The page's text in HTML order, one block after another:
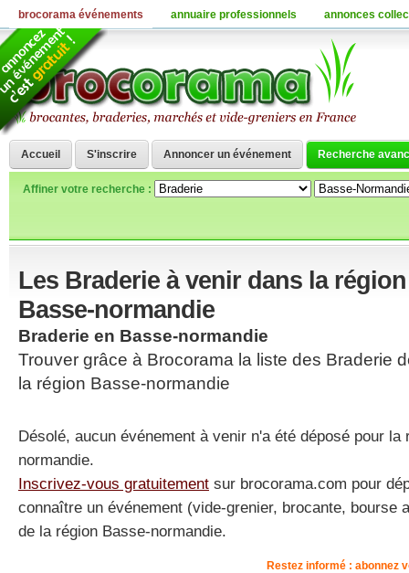
Accueil S'inscrire Annoncer un événement Recherche
Affiner votre recherche :
Les Braderie à venir dans la région
Basse-normandie
Braderie en Basse-normandie
Trouver grâce à Brocorama la liste des Braderie
la région Basse-normandie
Désolé, aucun événement à venir n'a été déposé pour la
normandie.
Inscrivez-vous gratuitement sur brocorama.com pour
connaître un événement (vide-grenier, brocante, bourse
de la région Basse-normandie.
Restez informé : abonnez
brocorama événements annuaire professionnels annonces